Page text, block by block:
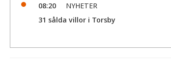
08:20
NYHETER
31 sålda villor i Torsby